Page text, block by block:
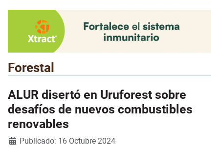
Forestal
ALUR disertó en Uruforest sobre
desafíos de nuevos combustibles
renovables
Detalles
Publicado: 16 Octubre 2024